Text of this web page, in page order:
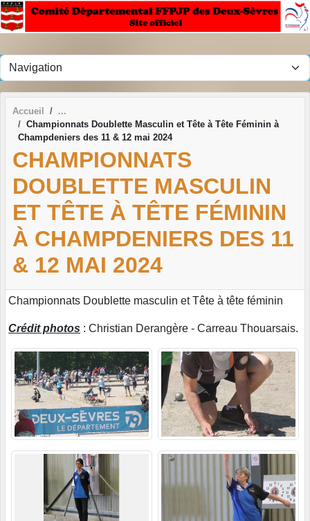
Accueil
Championnats Doublette Masculin et Tête à Tête Féminin à
Champdeniers des 11 & 12 mai 2024
CHAMPIONNATS
DOUBLETTE MASCULIN
ET TÊTE À TÊTE FÉMININ
À CHAMPDENIERS DES 11
& 12 MAI 2024
Championnats Doublette masculin et Tête à tête féminin
Crédit photos : Christian Derangère - Carreau Thouarsais.
Panneau de gestion des cookies